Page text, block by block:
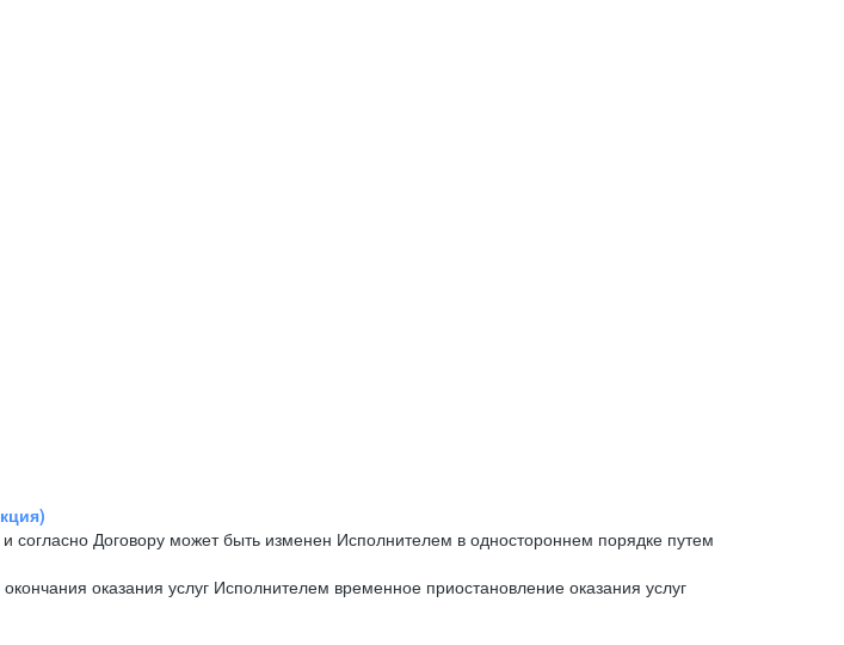
согласно Договору может быть изменен Исполнителем в одностороннем порядке путем
оказания услуг Исполнителем временное приостановление оказания услуг